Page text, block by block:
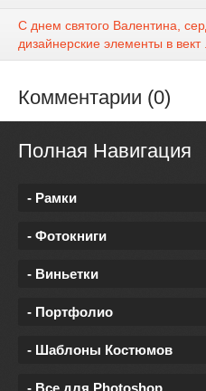
С днем святого Валентина,
дизайнерские элементы в вект
Комментарии (0)
Полная Навигация
- Рамки
- Фотокниги
- Виньетки
- Портфолио
- Шаблоны Костюмов